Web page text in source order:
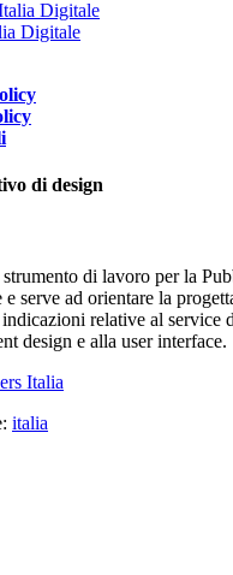
Digitale
di design
di lavoro per la
serve ad orientare la
relative al service
design e alla user interface.
Italia
italia